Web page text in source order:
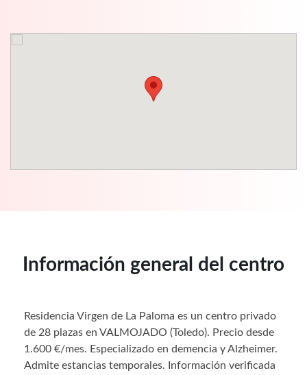
Información general del centro
Residencia Virgen de La Paloma es un centro privado
de 28 plazas en VALMOJADO (Toledo). Precio desde
1.600 €/mes. Especializado en demencia y Alzheimer.
Admite estancias temporales. Información verificada